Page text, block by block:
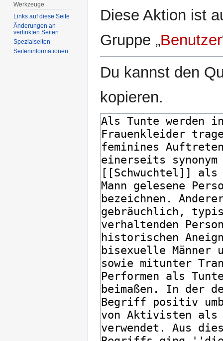
Diese Aktion ist
Gruppe „Benutzer
Du kannst den
kopieren.
Werkzeuge
Links auf diese Seite
Änderungen an
verlinkten Seiten
Spezialseiten
Seiten­­informationen